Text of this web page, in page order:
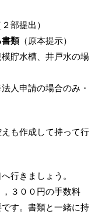
２部提出）
書類（原本提示）
水槽、井戸水の場
申請の場合のみ・
も作成して持って行
行きましょう。
３００円の手数料
です。書類と一緒に持